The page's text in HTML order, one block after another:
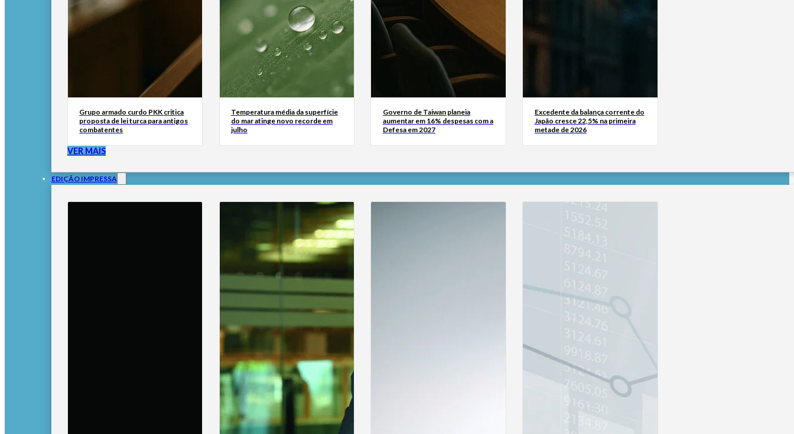
Grupo armado curdo PKK critica
proposta de lei turca para antigos
combatentes
Temperatura média da superfície
do mar atinge novo recorde em
julho
Governo de Taiwan planeia
aumentar em 16% despesas com a
Defesa em 2027
Excedente da balança corrente do
Japão cresce 22,5% na primeira
metade de 2026
VER MAIS
EDIÇÃO IMPRESSA